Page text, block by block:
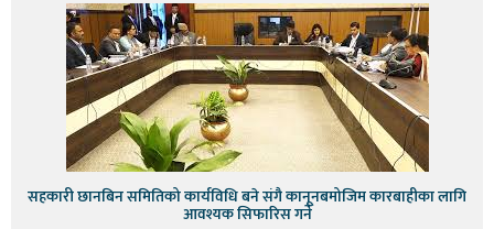
सहकारी छानबिन समितिको कार्यविधि बने संगै कानूनबमोजिम कारबाहीका लागि
आवश्यक सिफारिस गर्ने